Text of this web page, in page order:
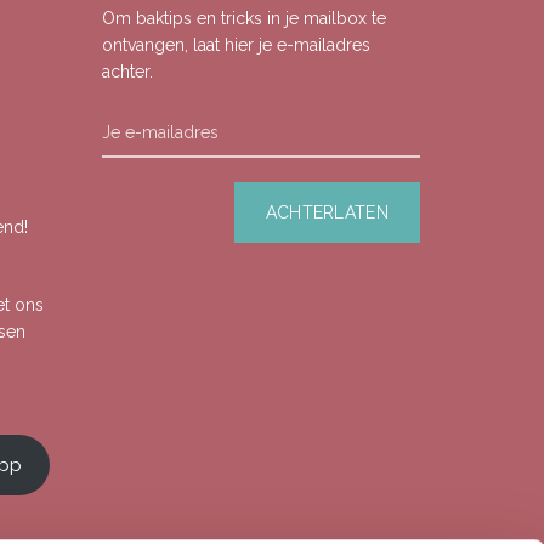
ons
Om baktips en tricks in je mailbox te
ontvangen, laat hier je e-mailadres
achter.